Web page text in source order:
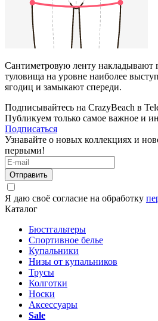
Сантиметровую ленту накладывают
туловища на уровне наиболее
ягодиц и замыкают спереди.
Подписывайтесь на CrazyBeach в
Публикуем только самое важное и
Подписаться
Узнавайте о новых коллекциях и
первыми!
Отправить
Я даю своё согласие на обработку
Каталог
Бюстгальтеры
Спортивное белье
Купальники
Низы от купальников
Трусы
Колготки
Носки
Аксессуары
Sale